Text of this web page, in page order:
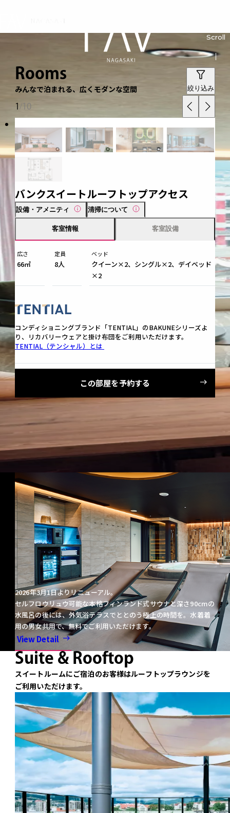
Scroll
Rooms
みんなで泊まれる、広くモダンな空間 絞り込み
1 /10
バンクスイートルーフトップアクセス
設備・アメニティ 清掃について
客室情報 客室設備
広さ
66㎡
定員
8人
ベッド
クイーン×2、シングル×2、デイベッド
×2
コンディショニングブランド「TENTIAL」のBAKUNEシリーズよ
り、リカバリーウェアと掛け布団をご利用いただけます。
TENTIAL（テンシャル）とは
この部屋を予約する
該当のお部屋が見つかりませんでした
Sauna
セルフロウリュウ可能な本格フィンランドサウナ
2026年3月1日よりリニューアル。
セルフロウリュウ可能な本格フィンランド式サウナと深さ90cmの
水風呂の後には、外気浴テラスでととのう極上の時間を。水着着
用の男女共用で、無料でご利用いただけます。
View Detail
Suite & Rooftop
スイートルームにご宿泊のお客様はルーフトップラウンジを
ご利用いただけます。